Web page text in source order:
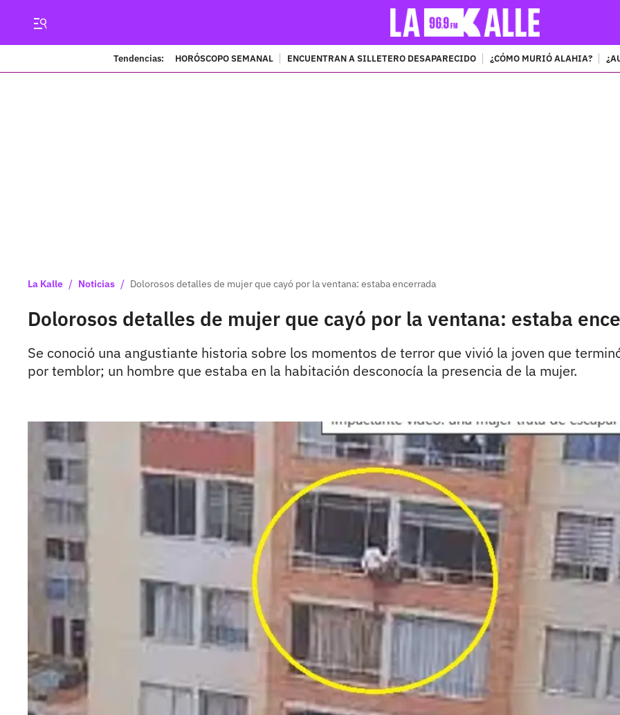
Tendencias: HORÓSCOPO SEMANAL ENCUENTRAN A SILLETERO DESAPARECIDO ¿CÓMO MURIÓ ALAHIA?
La Kalle / Noticias / Dolorosos detalles de mujer que cayó por la ventana: estaba encerrada
Dolorosos detalles de mujer que cayó por la ventana: estaba
Se conoció una angustiante historia sobre los momentos de terror que vivió la joven que
por temblor; un hombre que estaba en la habitación desconocía la presencia de la mujer.